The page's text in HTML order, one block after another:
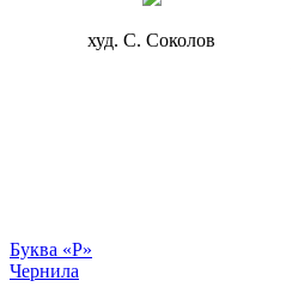
худ. С. Соколов
Буква «Р»
Чернила